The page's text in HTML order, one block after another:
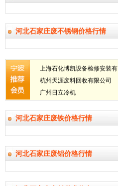
河北石家庄废不锈钢价格行情
上海石化博凯设备检修安装有
限公司
杭州天涯废料回收有限公司
广州日立冷机
河北石家庄废铁价格行情
河北石家庄废铝价格行情